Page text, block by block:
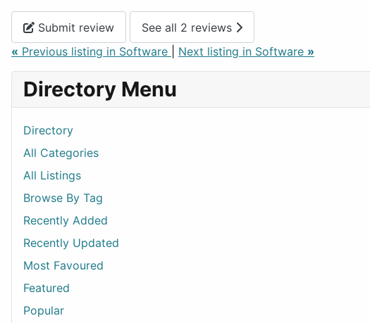
Submit review
See all 2 reviews
« Previous listing in Software Next listing in Software »
Directory Menu
Directory
All Categories
All Listings
Browse By Tag
Recently Added
Recently Updated
Most Favoured
Featured
Popular